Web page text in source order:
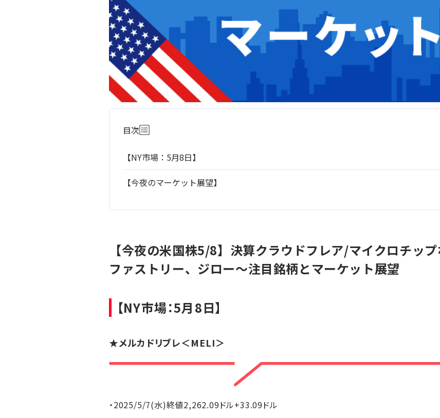
目次
【NY市場：5月8日】
【今夜のマーケット展望】
【今夜の米国株5/8】決算クラウドフレア/マイクロチップ
ファストリー、ジロー～注目銘柄とマーケット展望
【NY市場：5月8日】
★メルカドリブレ＜MELI＞
・2025/5/7(水)終値2,262.09ドル+33.09ドル